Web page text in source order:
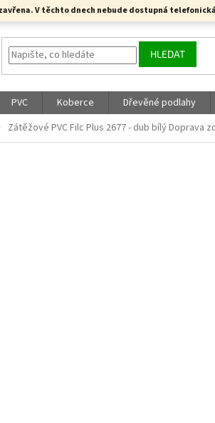
V těchto dnech nebude dostupná
HLEDAT
PVC Koberce Dřevěné podlahy
Zátěžové PVC Filc Plus 2677 - dub bílýDoprava